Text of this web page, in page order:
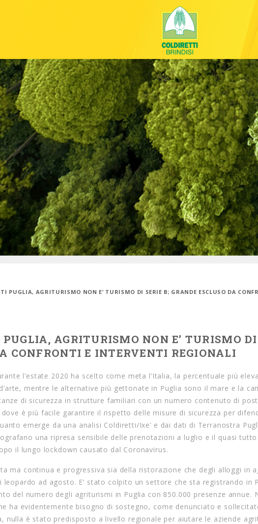
PUGLIA, AGRITURISMO NON E’ TURISMO DI SERIE B; GRANDE ESCLUSO DA
AGRITURISMO NON E’ TURISMO DI
CONFRONTI E INTERVENTI REGIONALI
l’estate 2020 ha scelto come meta l’Italia, la percentuale più
mentre le alternative più gettonate in Puglia sono il mare e la
di sicurezza in strutture familiari con un numero contenuto di
è più facile garantire il rispetto delle misure di sicurezza per
emerge da una analisi Coldiretti/Ixe’ e dai dati di Terranostra
una ripresa sensibile delle prenotazioni a luglio e il quasi
il lungo lockdown causato dal Coronavirus.
ma continua e progressiva sia della ristorazione che degli alloggi in
ad agosto. E’ stato colpito un settore che sta registrando in
del numero degli agriturismi in Puglia con 850.000 presenze annue.
ha evidentemente bisogno di sostegno, come denunciato e
nulla è stato predisposto a livello regionale per aiutare le aziende